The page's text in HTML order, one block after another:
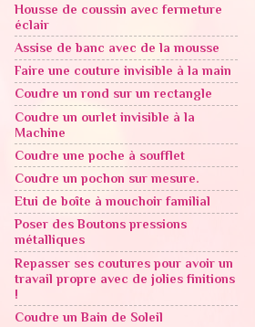
Housse de coussin avec fermeture
éclair
Assise de banc avec de la mousse
Faire une couture invisible à la main
Coudre un rond sur un rectangle
Coudre un ourlet invisible à la
Machine
Coudre une poche à soufflet
Coudre un pochon sur mesure.
Etui de boîte à mouchoir familial
Poser des Boutons pressions
métalliques
Repasser ses coutures pour avoir un
travail propre avec de jolies finitions
!
Coudre un Bain de Soleil